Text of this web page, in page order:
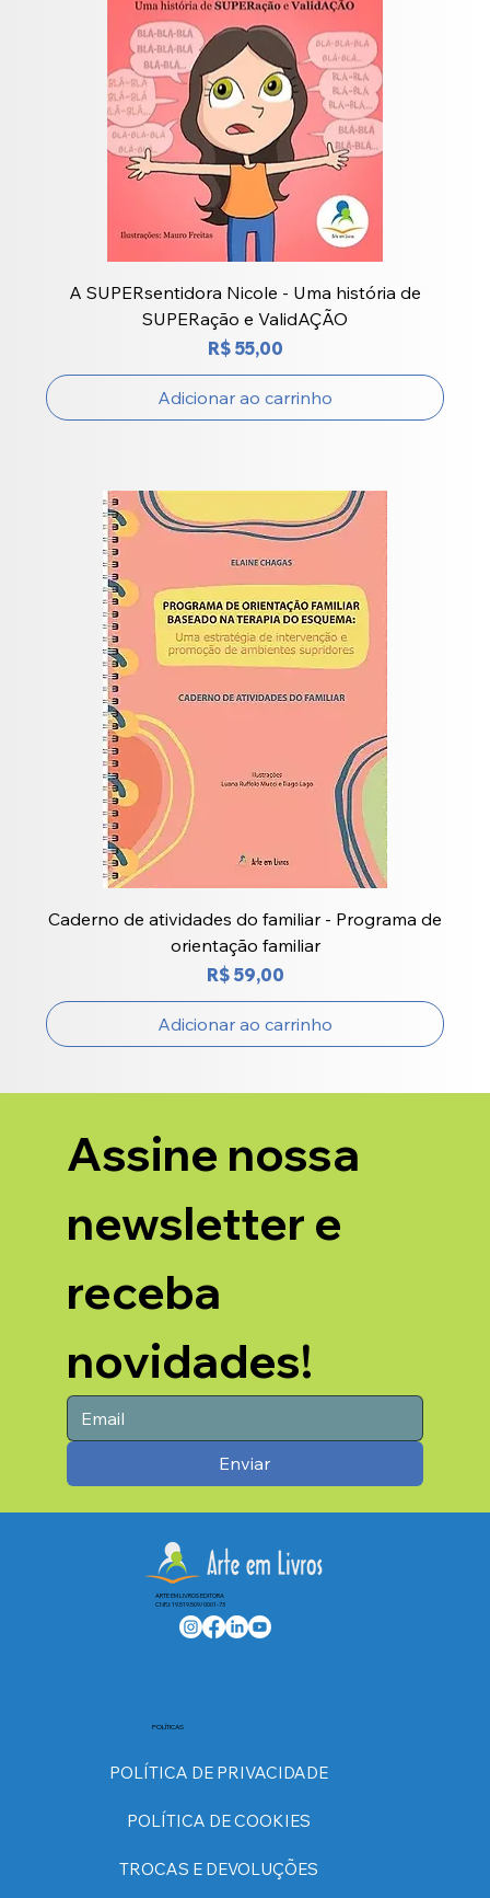
A SUPERsentidora Nicole - Uma história de
SUPERação e ValidAÇÃO
Preço
R$ 55,00
Adicionar ao carrinho
Caderno de atividades do familiar - Programa de
orientação familiar
Preço
R$ 59,00
Adicionar ao carrinho
Assine nossa
newsletter e
receba
novidades!
Enviar
ARTE EM LIVROS EDITORA
CNPJ: 19.519.509/0001-73
POLÍTICAS
POLÍTICA DE PRIVACIDADE
POLÍTICA DE COOKIES
TROCAS E DEVOLUÇÕES